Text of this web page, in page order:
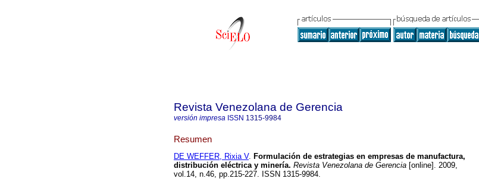
Revista Venezolana de Gerencia
versión impresa ISSN 1315-9984
Resumen
DE WEFFER, Rixia V. Formulación de estrategias en empresas de manufactura,
distribución eléctrica y minería. Revista Venezolana de Gerencia [online]. 2009,
vol.14, n.46, pp.215-227. ISSN 1315-9984.